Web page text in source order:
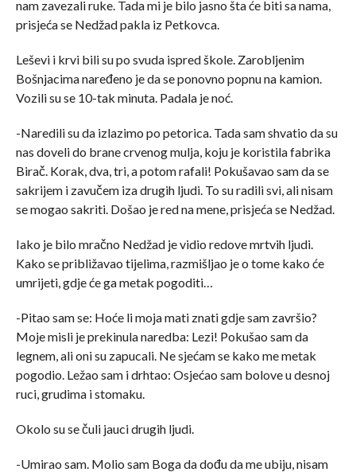
nam zavezali ruke. Tada mi je bilo jasno šta će biti sa nama,
prisjeća se Nedžad pakla iz Petkovca.
Leševi i krvi bili su po svuda ispred škole. Zarobljenim
Bošnjacima naređeno je da se ponovno popnu na kamion.
Vozili su se 10-tak minuta. Padala je noć.
-Naredili su da izlazimo po petorica. Tada sam shvatio da su
nas doveli do brane crvenog mulja, koju je koristila fabrika
Birač. Korak, dva, tri, a potom rafali! Pokušavao sam da se
sakrijem i zavučem iza drugih ljudi. To su radili svi, ali nisam
se mogao sakriti. Došao je red na mene, prisjeća se Nedžad.
Iako je bilo mračno Nedžad je vidio redove mrtvih ljudi.
Kako se približavao tijelima, razmišljao je o tome kako će
umrijeti, gdje će ga metak pogoditi…
-Pitao sam se: Hoće li moja mati znati gdje sam završio?
Moje misli je prekinula naredba: Lezi! Pokušao sam da
legnem, ali oni su zapucali. Ne sjećam se kako me metak
pogodio. Ležao sam i drhtao: Osjećao sam bolove u desnoj
ruci, grudima i stomaku.
Okolo su se čuli jauci drugih ljudi.
-Umirao sam. Molio sam Boga da dođu da me ubiju, nisam